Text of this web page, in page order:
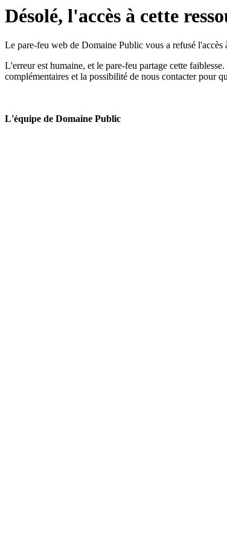
Désolé, l'accès à cette
Le pare-feu web de Domaine Public vous a refusé l'accès
L'erreur est humaine, et le pare-feu partage cette
complémentaires et la possibilité de nous contacter pour
L'équipe de Domaine Public